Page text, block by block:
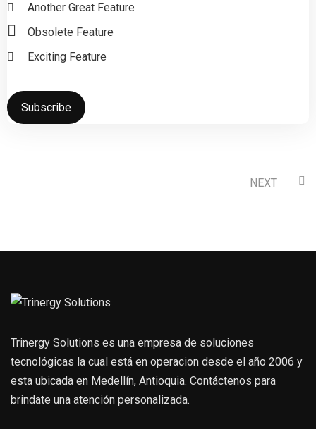
Another Great Feature
Obsolete Feature
Exciting Feature
Subscribe
NEXT
Trinergy Solutions es una empresa de soluciones
tecnológicas la cual está en operacion desde el año 2006 y
esta ubicada en Medellín, Antioquia. Contáctenos para
brindate una atención personalizada.